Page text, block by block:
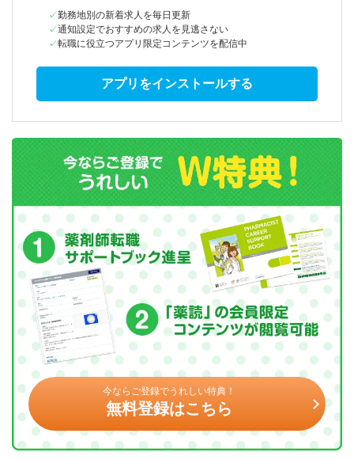
勤務地別の新着求人を毎日更新
通知設定でおすすめの求人を見逃さない
転職に役立つアプリ限定コンテンツを配信中
アプリをインストールする
今ならご登録でうれしい特典！
無料登録はこちら